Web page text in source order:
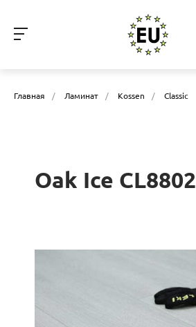
Главная / Ламинат / Kossen / Classic
Oak Ice CL8802